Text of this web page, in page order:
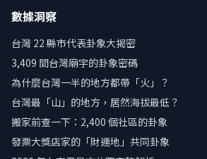
數據洞察
台灣 22 縣市代表卦象大揭密
3,409 間台灣廟宇的卦象密碼
為什麼台灣一半的地方都帶「火」？
台灣最「山」的地方，居然海拔最低？
搬家前查一下：2,400 個社區的卦象
發票大獎店家的「財運地」共同卦象